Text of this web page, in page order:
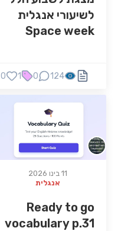
לשיעורי אנגלית
Space week
124
0
1
0
11 בינו 2026
אנגלית
Ready to go
vocabulary p.31